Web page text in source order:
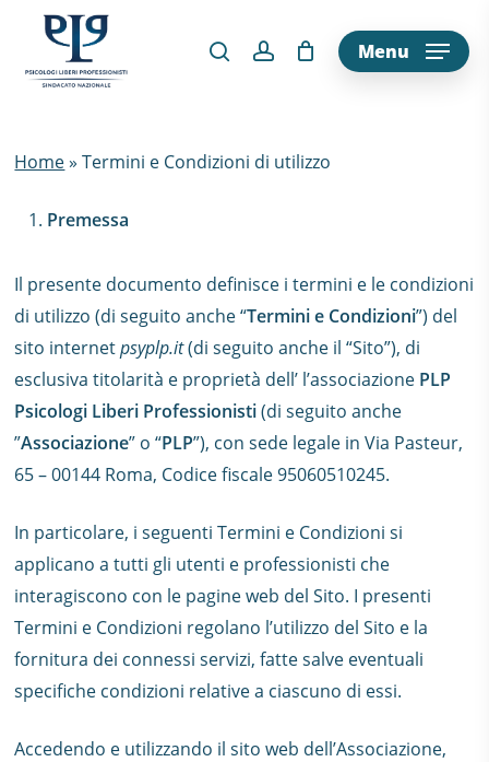
main
Menu
Home»Termini e Condizioni di utilizzo
Premessa
Il presente documento definisce i termini e le condizioni
di utilizzo (di seguito anche “Termini e Condizioni”) del
sito internetpsyplp.it(di seguito anche il “Sito”), di
esclusiva titolarità e proprietà dell’ l’associazione PLP
Psicologi Liberi Professionisti(di seguito anche
”Associazione” o “PLP”), con sede legale in Via Pasteur,
65 – 00144 Roma, Codice fiscale 95060510245.
In particolare, i seguenti Termini e Condizioni si
applicano a tutti gli utenti e professionisti che
interagiscono con le pagine web del Sito. I presenti
Termini e Condizioni regolano l’utilizzo del Sito e la
fornitura dei connessi servizi, fatte salve eventuali
specifiche condizioni relative a ciascuno di essi.
Accedendo e utilizzando il sito web dell’Associazione,